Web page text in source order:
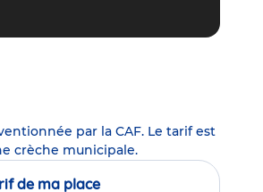
par la CAF. Le tarif est
crèche municipale.
de ma place